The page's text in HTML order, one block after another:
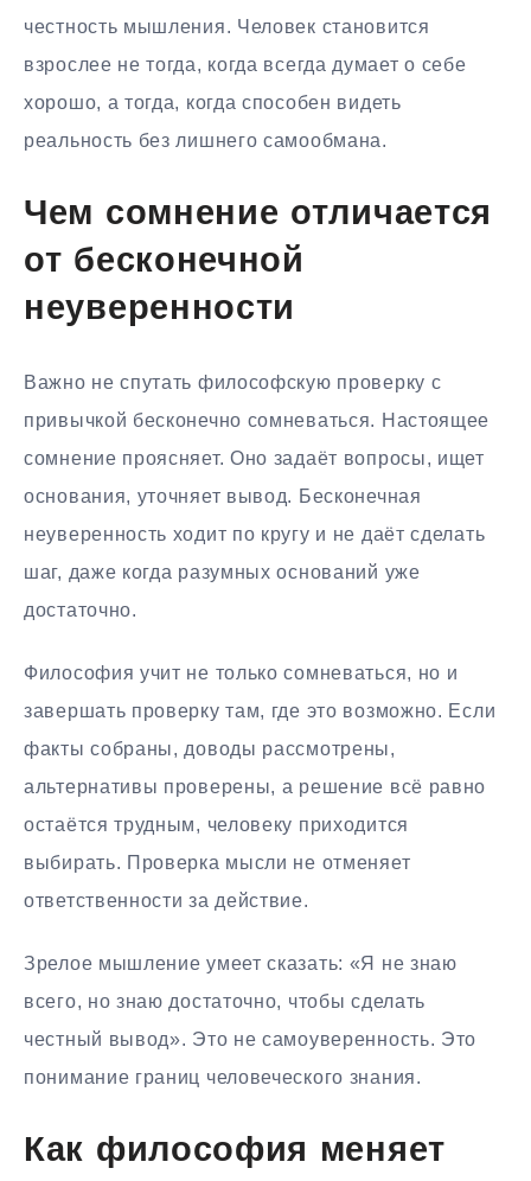
честность мышления. Человек становится
взрослее не тогда, когда всегда думает о себе
хорошо, а тогда, когда способен видеть
реальность без лишнего самообмана.
Чем сомнение отличается
от бесконечной
неуверенности
Важно не спутать философскую проверку с
привычкой бесконечно сомневаться. Настоящее
сомнение проясняет. Оно задаёт вопросы, ищет
основания, уточняет вывод. Бесконечная
неуверенность ходит по кругу и не даёт сделать
шаг, даже когда разумных оснований уже
достаточно.
Философия учит не только сомневаться, но и
завершать проверку там, где это возможно. Если
факты собраны, доводы рассмотрены,
альтернативы проверены, а решение всё равно
остаётся трудным, человеку приходится
выбирать. Проверка мысли не отменяет
ответственности за действие.
Зрелое мышление умеет сказать: «Я не знаю
всего, но знаю достаточно, чтобы сделать
честный вывод». Это не самоуверенность. Это
понимание границ человеческого знания.
Как философия меняет